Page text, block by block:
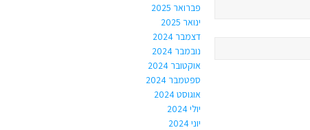
פברואר 2025
ינואר 2025
דצמבר 2024
נובמבר 2024
אוקטובר 2024
ספטמבר 2024
אוגוסט 2024
יולי 2024
יוני 2024